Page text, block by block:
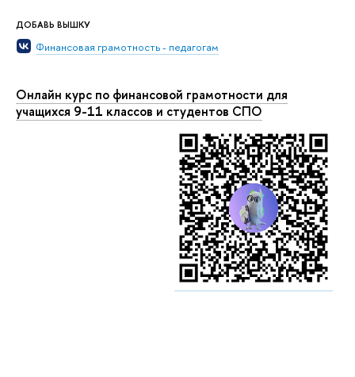
ДОБАВЬ ВЫШКУ
Финансовая грамотность - педагогам
Онлайн курс по финансовой грамотности для
учащихся 9-11 классов и студентов СПО